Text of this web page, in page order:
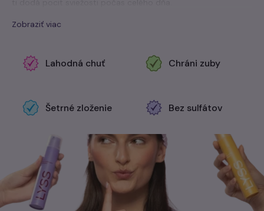
Naša
bieliaca zubná pasta s hydroxyapatitom
moderné zloženie, ktoré prirodzene obnovuje štruktúru
použitia peroxidu. Hydroxyapatit pomáha regenerovať
mikrotrhlinky, chráni zuby pred citlivosťou a poskytuje
fluoridom je presne pre teba. Fluoridpomáha spevňovať
zubnú sklovinu
, zvyšuje jej odolnosť voči kyselinám a
podporuje prirodzenú remineralizáciu zubov, takže zostávajú
silné, hladké a zdravé.
Všetky naše zubné pasty súvegánske, netestované na
zvieratácha vyrobené tak, aby boli čo najšetrnejšie. Každá
zubná pasta je
bez SLS & PEG(sulfátov a parabénov), vďaka
čomu je ideálna na každodenné používanie.
Zobraziť viac
Lahodná chuť Chráni zuby
Šetrné zloženie Bez sulfátov